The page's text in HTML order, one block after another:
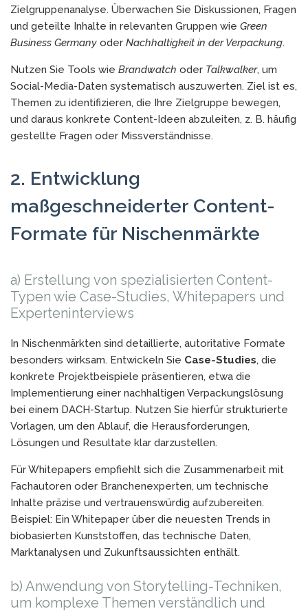
Zielgruppenanalyse. Überwachen Sie Diskussionen, Fragen
und geteilte Inhalte in relevanten Gruppen wie Green
Business Germany oder Nachhaltigkeit in der Verpackung.
Nutzen Sie Tools wie Brandwatch oder Talkwalker, um
Social-Media-Daten systematisch auszuwerten. Ziel ist es,
Themen zu identifizieren, die Ihre Zielgruppe bewegen,
und daraus konkrete Content-Ideen abzuleiten, z. B. häufig
gestellte Fragen oder Missverständnisse.
2. Entwicklung
maßgeschneiderter Content-
Formate für Nischenmärkte
a) Erstellung von spezialisierten Content-
Typen wie Case-Studies, Whitepapers und
Experteninterviews
In Nischenmärkten sind detaillierte, autoritative Formate
besonders wirksam. Entwickeln Sie Case-Studies, die
konkrete Projektbeispiele präsentieren, etwa die
Implementierung einer nachhaltigen Verpackungslösung
bei einem DACH-Startup. Nutzen Sie hierfür strukturierte
Vorlagen, um den Ablauf, die Herausforderungen,
Lösungen und Resultate klar darzustellen.
Für Whitepapers empfiehlt sich die Zusammenarbeit mit
Fachautoren oder Branchenexperten, um technische
Inhalte präzise und vertrauenswürdig aufzubereiten.
Beispiel: Ein Whitepaper über die neuesten Trends in
biobasierten Kunststoffen, das technische Daten,
Marktanalysen und Zukunftsaussichten enthält.
b) Anwendung von Storytelling-Techniken,
um komplexe Themen verständlich und